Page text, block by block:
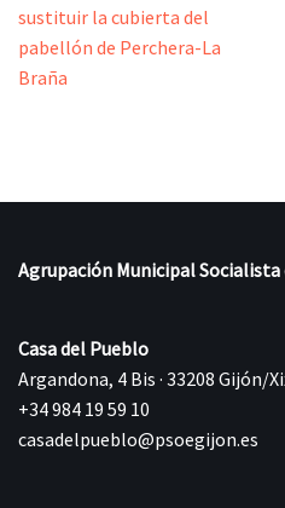
sustituir la cubierta del
pabellón de Perchera-La
Braña
Agrupación Municipal Socialista
Casa del Pueblo
Argandona, 4 Bis · 33208 Gijón/
+34 984 19 59 10
casadelpueblo@psoegijon.es